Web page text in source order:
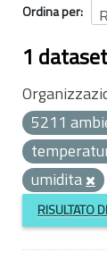
Ordina per
1
5211
umidita
RISULTATO